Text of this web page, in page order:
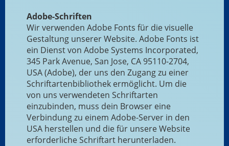
Adobe-Schriften
Wir verwenden Adobe Fonts für die visuelle
Gestaltung unserer Website. Adobe Fonts ist
ein Dienst von Adobe Systems Incorporated,
345 Park Avenue, San Jose, CA 95110-2704,
USA (Adobe), der uns den Zugang zu einer
Schriftartenbibliothek ermöglicht. Um die
von uns verwendeten Schriftarten
einzubinden, muss dein Browser eine
Verbindung zu einem Adobe-Server in den
USA herstellen und die für unsere Website
erforderliche Schriftart herunterladen.